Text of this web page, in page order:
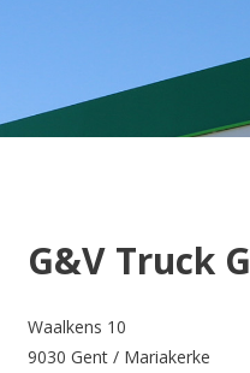
G&V Truck
Waalkens 10
9030 Gent / Mariakerke